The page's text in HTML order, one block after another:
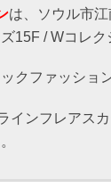
は、ソウル市
15F / Wコレク
クファッショ
インフレアス